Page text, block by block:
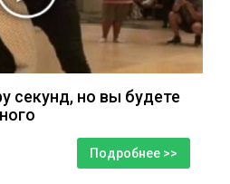
секунд, но вы будете
Подробнее >>